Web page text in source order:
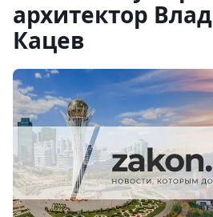
архитектор
Кацев